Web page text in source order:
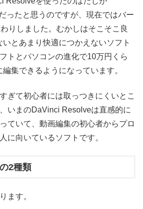
ったと思うのですが、現在ではバー
りしました。むかしはそこそこ良
とあまり快適につかえないソフト
トとパソコンの進化で10万円くら
集できるようになっています。
ぎて初心者には取っつきにくいとこ
いまのDaVinci Resolveは直感的に
ていて、動画編集の初心者からプロ
に向いているソフトです。
2種類
ます。